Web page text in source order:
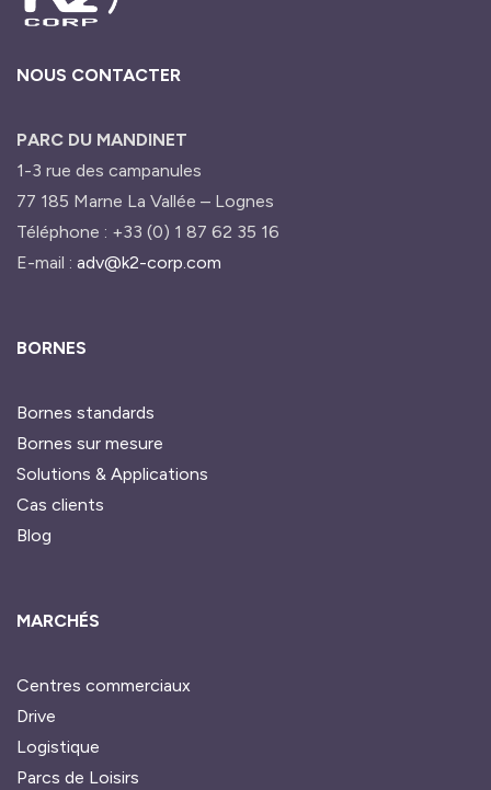
NOUS CONTACTER
PARC DU MANDINET
1-3 rue des campanules
77 185 Marne La Vallée – Lognes
Téléphone : +33 (0) 1 87 62 35 16
E-mail : adv@k2-corp.com
BORNES
Bornes standards
Bornes sur mesure
Solutions & Applications
Cas clients
Blog
MARCHÉS
Centres commerciaux
Drive
Logistique
Parcs de Loisirs